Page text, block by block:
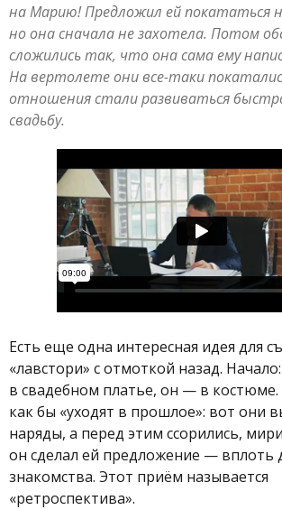
на Марию! Предложил ей покататься
но она сначала не захотела. Потом
сложились так, что она сама ему
На вертолете они все-таки
отношения стали развиваться
свадьбу.
Есть еще одна интересная идея для
«лавстори» с отмоткой назад.
в свадебном платье, он — в
как бы «уходят в прошлое»: вот они
наряды, а перед этим ссорились,
он сделал ей предложение — вплоть
знакомства. Этот приём называется
«ретроспектива».